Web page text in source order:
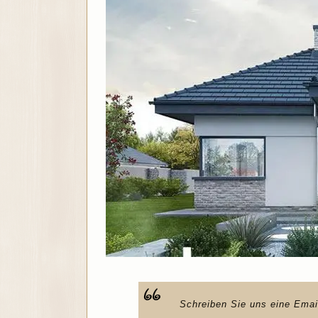
Schreiben Sie uns eine